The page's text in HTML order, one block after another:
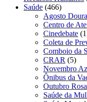
Saúde (466)
Agosto
Centro de
Cinedebate
Coleta de
Comboio da
CRAR (5)
Novembro
Ônibus da
Outubro Rosa
Saúde da